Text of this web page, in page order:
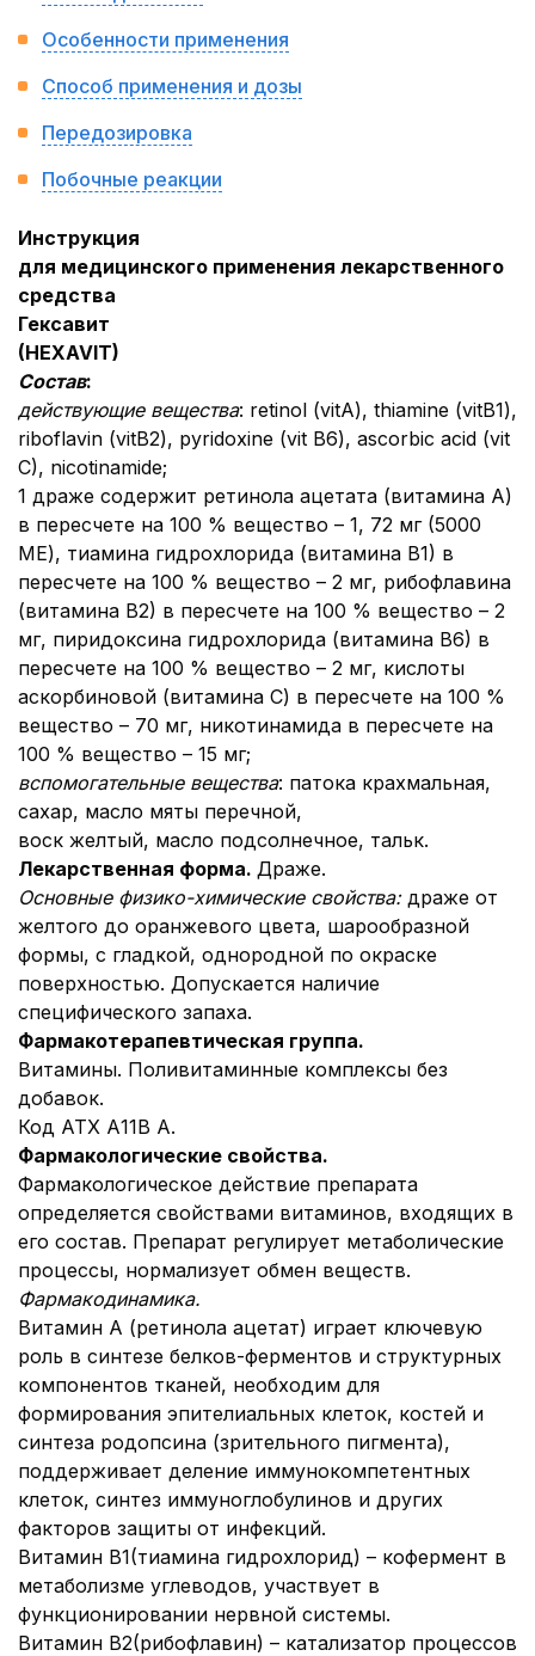
Особенности применения
Способ применения и дозы
Передозировка
Побочные реакции
Инструкция
для медицинского применения лекарственного
средства
Гексавит
(HEXAVIT)
Состав:
действующие вещества: retinol (vitA), thiamine (vitB1),
riboflavin (vitB2), pyridoxine (vit B6), ascorbic acid (vit
C), nicotinamide;
1 драже содержит ретинола ацетата (витамина А)
в пересчете на 100 % вещество – 1, 72 мг (5000
МЕ), тиамина гидрохлорида (витамина В1) в
пересчете на 100 % вещество – 2 мг, рибофлавина
(витамина В2) в пересчете на 100 % вещество – 2
мг, пиридоксина гидрохлорида (витамина В6) в
пересчете на 100 % вещество – 2 мг, кислоты
аскорбиновой (витамина С) в пересчете на 100 %
вещество – 70 мг, никотинамида в пересчете на
100 % вещество – 15 мг;
вспомогательные вещества: патока крахмальная,
сахар, масло мяты перечной,
воск желтый, масло подсолнечное, тальк.
Лекарственная форма. Драже.
Основные физико-химические свойства: драже от
желтого до оранжевого цвета, шарообразной
формы, с гладкой, однородной по окраске
поверхностью. Допускается наличие
специфического запаха.
Фармакотерапевтическая группа.
Витамины. Поливитаминные комплексы без
добавок.
Код АТХ А11В А.
Фармакологические свойства.
Фармакологическое действие препарата
определяется свойствами витаминов, входящих в
его состав. Препарат регулирует метаболические
процессы, нормализует обмен веществ.
Фармакодинамика.
Витамин А (ретинола ацетат) играет ключевую
роль в синтезе белков-ферментов и структурных
компонентов тканей, необходим для
формирования эпителиальных клеток, костей и
синтеза родопсина (зрительного пигмента),
поддерживает деление иммунокомпетентных
клеток, синтез иммуноглобулинов и других
факторов защиты от инфекций.
Витамин В1(тиамина гидрохлорид) – кофермент в
метаболизме углеводов, участвует в
функционировании нервной системы.
Витамин В2(рибофлавин) – катализатор процессов